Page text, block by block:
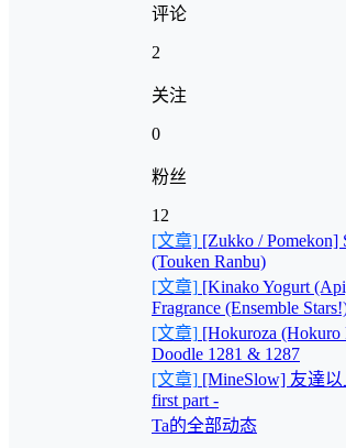
评论
2
关注
0
粉丝
12
[文章] [Zukko / Pomekon]
(Touken Ranbu)
[文章] [Kinako Yogurt
Fragrance (Ensemble
[文章] [Hokuroza (Hokuro
Doodle 1281 & 1287
[文章] [MineSlow] 友達
first part -
Ta的全部动态